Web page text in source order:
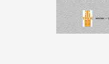
Исторические
детективы